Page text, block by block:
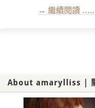
→ 繼續閱讀 …..
About amarylliss |